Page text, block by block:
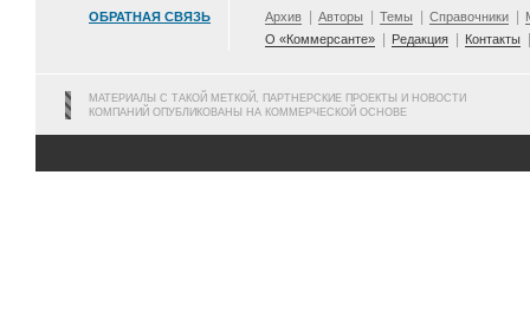
ОБРАТНАЯ СВЯЗЬ Архив Авторы Темы Справочники
О «Коммерсанте»
Редакция Контакты
МАТЕРИАЛЫ С ТАКОЙ МЕТКОЙ, ПАРТНЕРСКИЕ ПРОЕКТЫ И НОВОСТИ
КОМПАНИЙ ОПУБЛИКОВАНЫ НА КОММЕРЧЕСКОЙ ОСНОВЕ